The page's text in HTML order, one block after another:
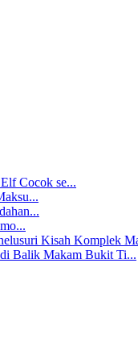
Cocok se...
Kisah Komplek
Balik Makam Bukit Ti...